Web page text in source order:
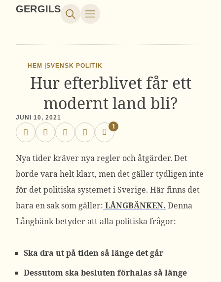
GERGILS
HEM |SVENSK POLITIK
Hur efterblivet får ett
modernt land bli?
JUNI 10, 2021
1
Nya tider kräver nya regler och åtgärder. Det
borde vara helt klart, men det gäller tydligen inte
för det politiska systemet i Sverige. Här finns det
bara en sak som gäller: LÅNGBÄNKEN. Denna
Långbänk betyder att alla politiska frågor:
Ska dra ut på tiden så länge det går
Dessutom ska besluten förhalas så länge